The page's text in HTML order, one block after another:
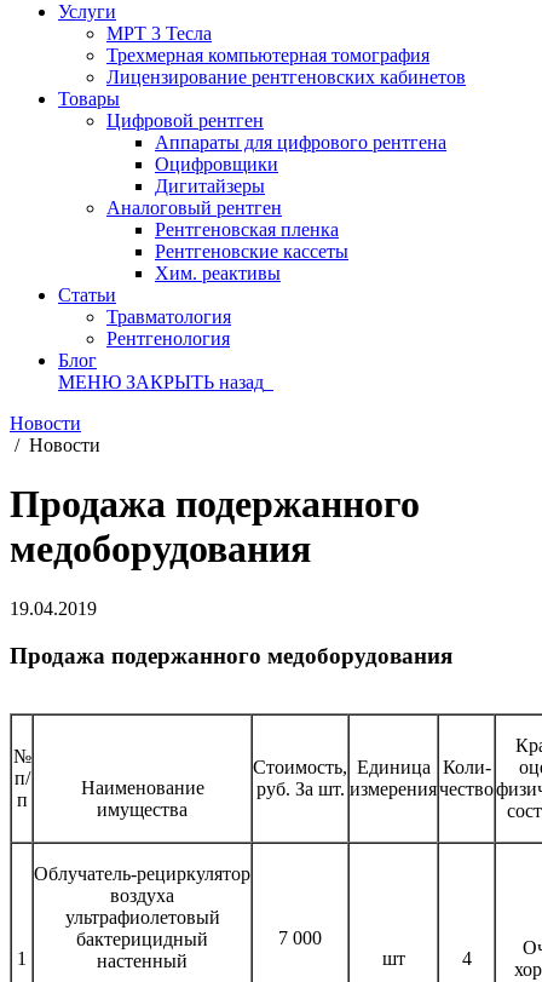
Услуги
МРТ 3 Тесла
Трехмерная компьютерная томография
Лицензирование рентгеновских кабинетов
Товары
Цифровой рентген
Аппараты для цифрового рентгена
Оцифровщики
Дигитайзеры
Аналоговый рентген
Рентгеновская пленка
Рентгеновские кассеты
Хим. реактивы
Статьи
Травматология
Рентгенология
Блог
МЕНЮ ЗАКРЫТЬ назад
Новости
/ Новости
Продажа подержанного
медоборудования
19.04.2019
Продажа подержанного медоборудования
№
п/
п
Наименование
имущества
Стоимость,
руб. За шт.
Единица
измерения
Коли-
чество
1
Облучатель-рециркулятор
воздуха
ультрафиолетовый
бактерицидный
настенный
7 000
шт
4